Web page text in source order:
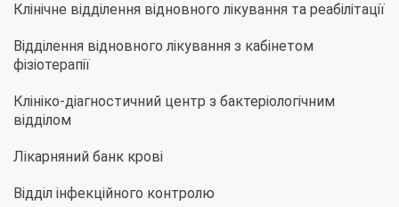
Клінічне відділення відновного лікування та реабілітації
Відділення відновного лікування з кабінетом
фізіотерапії
Клініко-діагностичний центр з бактеріологічним
відділом
Лікарняний банк крові
Відділ інфекційного контролю